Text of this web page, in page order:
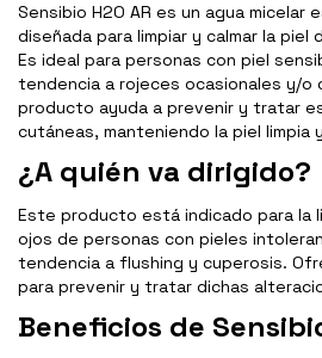
Sensibio H2O AR es un agua micelar
diseñada para limpiar y calmar la
Es ideal para personas con piel
tendencia a rojeces ocasionales y/o
producto ayuda a prevenir y tratar
cutáneas, manteniendo la piel limpia
¿A quién va dirigido?
Este producto está indicado para la
ojos de personas con pieles
tendencia a flushing y cuperosis.
para prevenir y tratar dichas
Beneficios de